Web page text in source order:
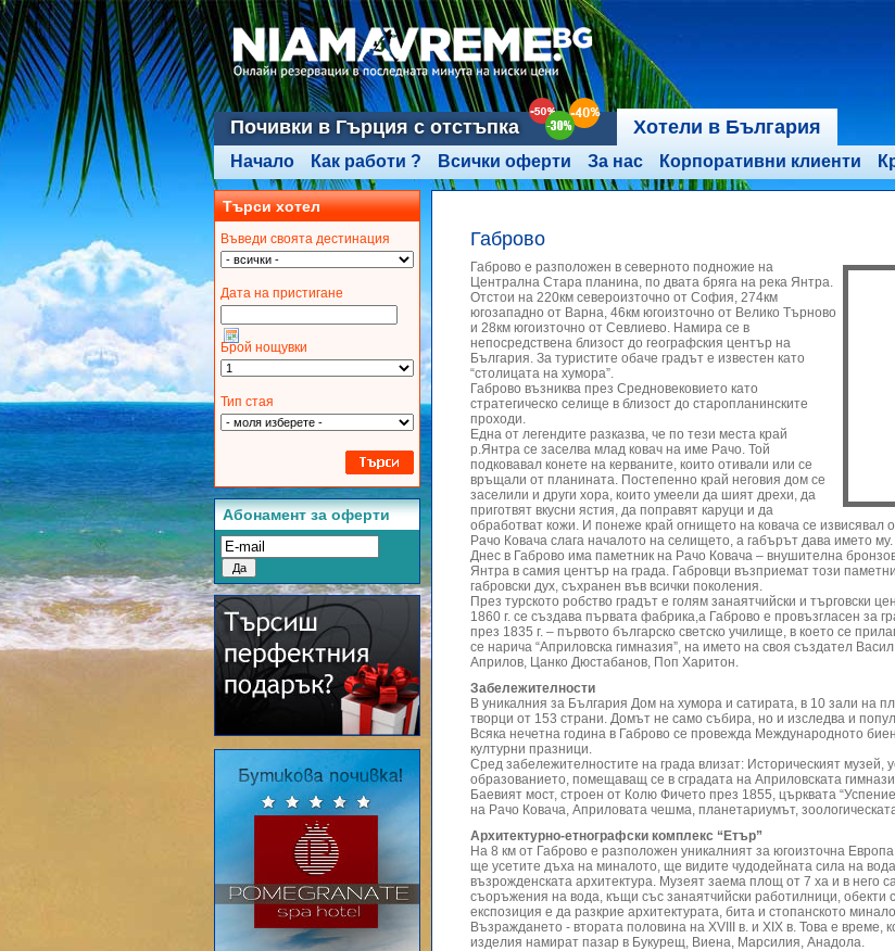
Почивки в Гърция с отстъпка Хотели в България
Начало Как работи ? Всички оферти За нас Корпоративни клиенти
Габрово
Габрово е разположен в северното подножие на
Централна Стара планина, по двата бряга на река Янтра.
Отстои на 220км североизточно от София, 274км
югозападно от Варна, 46км югоизточно от Велико Търново
и 28км югоизточно от Севлиево. Намира се в
непосредствена близост до географския център на
България. За туристите обаче градът е известен като
“столицата на хумора”.
Габрово възниква през Средновековието като
стратегическо селище в близост до старопланинските
проходи.
Една от легендите разказва, че по тези места край
р.Янтра се заселва млад ковач на име Рачо. Той
подковавал конете на керваните, които отивали или се
връщали от планината. Постепенно край неговия дом се
заселили и други хора, които умеели да шият дрехи, да
приготвят вкусни ястия, да поправят каруци и да
обработват кожи. И понеже край огнището на ковача се извисявал
Рачо Ковача слага началото на селището, а габърът дава името му.
Днес в Габрово има паметник на Рачо Ковача – внушителна
Янтра в самия център на града. Габровци възприемат този
габровски дух, съхранен във всички поколения.
През турското робство градът е голям занаятчийски и търговски
1860 г. се създава първата фабрика,а Габрово е провъзгласен за
през 1835 г. – първото българско светско училище, в което се
се нарича “Априловска гимназия”, на името на своя създател
Априлов, Цанко Дюстабанов, Поп Харитон.
Забележителности
В уникалния за България Дом на хумора и сатирата, в 10 зали на
творци от 153 страни. Домът не само събира, но и изследва и
Всяка нечетна година в Габрово се провежда Международното
културни празници.
Сред забележителностите на града влизат: Историческият музей,
образованието, помещаващ се в сградата на Априловската
Баевият мост, строен от Колю Фичето през 1855, църквата
на Рачо Ковача, Априловата чешма, планетариумът,
Архитектурно-етнографски комплекс “Етър”
На 8 км от Габрово е разположен уникалният за югоизточна
ще усетите дъха на миналото, ще видите чудодейната сила на
възрожденската архитектура. Музеят заема площ от 7 ха и в него
съоръжения на вода, къщи със занаятчийски работилници,
експозиция е да разкрие архитектурата, бита и стопанското
Възраждането - втората половина на ХVІІІ в. и ХІХ в. Това е време,
изделия намират пазар в Букурещ, Виена, Марсилия, Анадола.
Търси хотел
Въвeди своята дестинация
Дата на пристигане
Брой нощувки
Тип стая
Абонамент за оферти